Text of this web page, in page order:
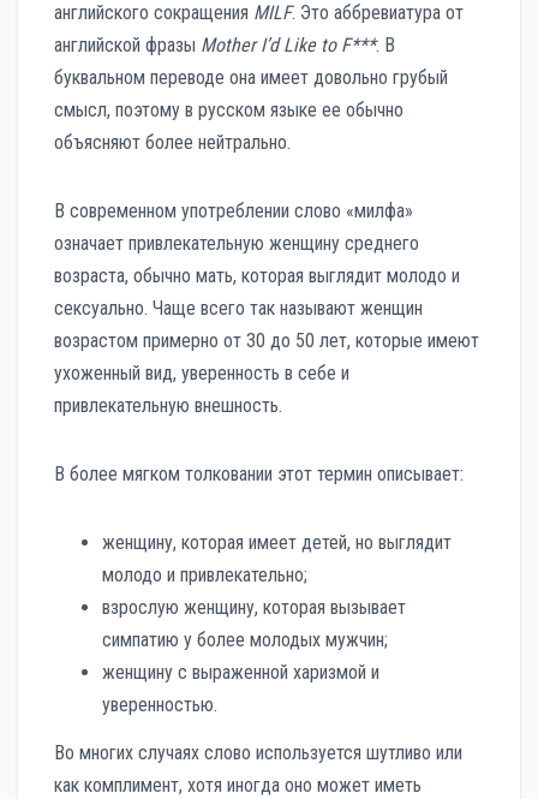
английского сокращения MILF. Это аббревиатура от
английской фразы Mother I’d Like to F***. В
буквальном переводе она имеет довольно грубый
смысл, поэтому в русском языке ее обычно
объясняют более нейтрально.
В современном употреблении слово «милфа»
означает привлекательную женщину среднего
возраста, обычно мать, которая выглядит молодо и
сексуально. Чаще всего так называют женщин
возрастом примерно от 30 до 50 лет, которые имеют
ухоженный вид, уверенность в себе и
привлекательную внешность.
В более мягком толковании этот термин описывает:
женщину, которая имеет детей, но выглядит
молодо и привлекательно;
взрослую женщину, которая вызывает
симпатию у более молодых мужчин;
женщину с выраженной харизмой и
уверенностью.
Во многих случаях слово используется шутливо или
как комплимент, хотя иногда оно может иметь